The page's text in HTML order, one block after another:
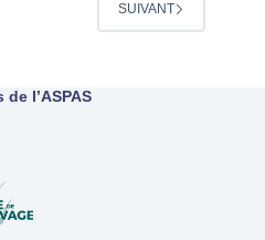
SUIVANT
l’ASPAS